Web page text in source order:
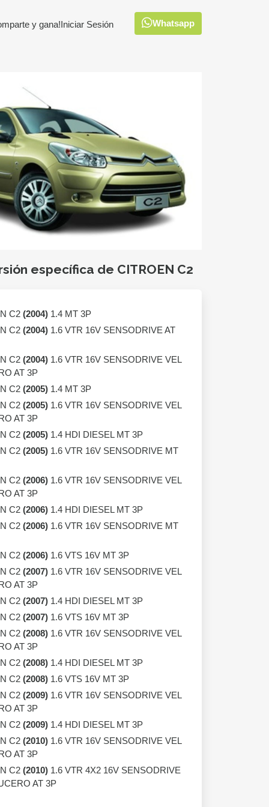
y gana!Iniciar Sesión Whatsapp
específica de CITROEN C2
C2 (2004) 1.4 MT 3P
C2 (2004) 1.6 VTR 16V SENSODRIVE AT
C2 (2004) 1.6 VTR 16V SENSODRIVE VEL
AT 3P
C2 (2005) 1.4 MT 3P
C2 (2005) 1.6 VTR 16V SENSODRIVE VEL
AT 3P
C2 (2005) 1.4 HDI DIESEL MT 3P
C2 (2005) 1.6 VTR 16V SENSODRIVE MT
C2 (2006) 1.6 VTR 16V SENSODRIVE VEL
AT 3P
C2 (2006) 1.4 HDI DIESEL MT 3P
C2 (2006) 1.6 VTR 16V SENSODRIVE MT
C2 (2006) 1.6 VTS 16V MT 3P
C2 (2007) 1.6 VTR 16V SENSODRIVE VEL
AT 3P
C2 (2007) 1.4 HDI DIESEL MT 3P
C2 (2007) 1.6 VTS 16V MT 3P
C2 (2008) 1.6 VTR 16V SENSODRIVE VEL
AT 3P
C2 (2008) 1.4 HDI DIESEL MT 3P
C2 (2008) 1.6 VTS 16V MT 3P
C2 (2009) 1.6 VTR 16V SENSODRIVE VEL
AT 3P
C2 (2009) 1.4 HDI DIESEL MT 3P
C2 (2010) 1.6 VTR 16V SENSODRIVE VEL
AT 3P
C2 (2010) 1.6 VTR 4X2 16V SENSODRIVE
AT 3P